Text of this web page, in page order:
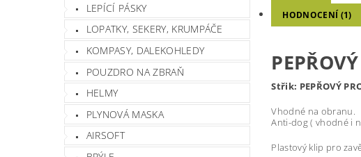
LEPÍCÍ PÁSKY
LOPATKY, SEKERY, KRUMPÁČE
KOMPASY, DALEKOHLEDY
POUZDRO NA ZBRAŇ
HELMY
PLYNOVÁ MASKA
AIRSOFT
HODNOCENÍ (1)
Střik: PEPŘOVÝ
Vhodné na obranu.
Anti-dog ( vhodné i
Plastový klip pro